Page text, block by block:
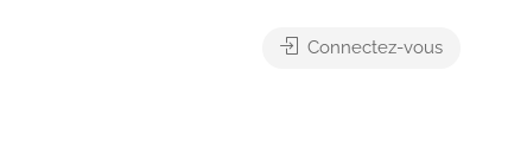
Connectez-vous